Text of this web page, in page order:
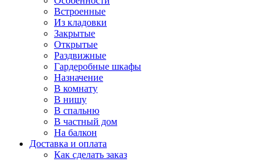
Встроенные
Из кладовки
Закрытые
Открытые
Раздвижные
Гардеробные шкафы
Назначение
В комнату
В нишу
В спальню
В частный дом
На балкон
Доставка и оплата
Как сделать заказ